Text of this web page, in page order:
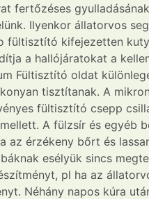
fertőzéses
Ilyenkor állatorvos
fültisztító kifejezetten
a hallójáratokat a
Fültisztító oldat
tisztítanak. A
fültisztító csepp
A fülzsír és
az érzékeny bőrt és
esélyük sincs
pl ha az
Néhány napos kúra